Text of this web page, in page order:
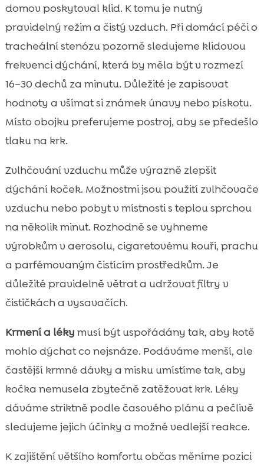
domov poskytoval klid. K tomu je nutný
pravidelný režim a čistý vzduch. Při domácí péči o
tracheální stenózu pozorně sledujeme klidovou
frekvenci dýchání, která by měla být v rozmezí
16–30 dechů za minutu. Důležité je zapisovat
hodnoty a všímat si známek únavy nebo pískotu.
Místo obojku preferujeme postroj, aby se předešlo
tlaku na krk.
Zvlhčování vzduchu může výrazně zlepšit
dýchání koček. Možnostmi jsou použití zvlhčovače
vzduchu nebo pobyt v místnosti s teplou sprchou
na několik minut. Rozhodně se vyhneme
výrobkům v aerosolu, cigaretovému kouři, prachu
a parfémovaným čistícím prostředkům. Je
důležité pravidelně větrat a udržovat filtry v
čističkách a vysavačích.
Krmení a léky musí být uspořádány tak, aby kotě
mohlo dýchat co nejsnáze. Podáváme menší, ale
častější krmné dávky a misku umístíme tak, aby
kočka nemusela zbytečně zatěžovat krk. Léky
dáváme striktně podle časového plánu a pečlivě
sledujeme jejich účinky a možné vedlejší reakce.
K zajištění většího komfortu občas měníme pozici